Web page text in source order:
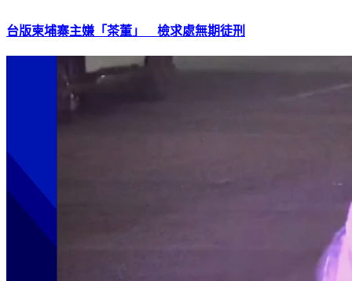
台版柬埔寨主嫌「茶董」 檢求處無期徒刑